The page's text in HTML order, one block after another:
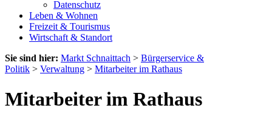
Datenschutz
Leben & Wohnen
Freizeit & Tourismus
Wirtschaft & Standort
Sie sind hier: Markt Schnaittach > Bürgerservice &
Politik > Verwaltung > Mitarbeiter im Rathaus
Mitarbeiter im Rathaus